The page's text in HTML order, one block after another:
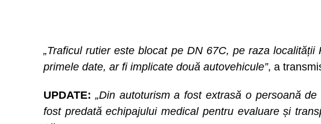
„Traficul rutier este blocat pe DN 67C, pe raza
primele date, ar fi implicate două autovehicule”, a
UPDATE: „Din autoturism a fost extrasă o persoană
fost predată echipajului medical pentru evaluare și